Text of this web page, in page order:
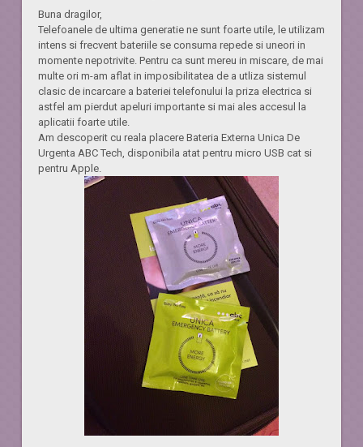
Buna dragilor,
Telefoanele de ultima generatie ne sunt foarte utile, le utilizam
intens si frecvent bateriile se consuma repede si uneori in
momente nepotrivite. Pentru ca sunt mereu in miscare, de mai
multe ori m-am aflat in imposibilitatea de a utliza sistemul
clasic de incarcare a bateriei telefonului la priza electrica si
astfel am pierdut apeluri importante si mai ales accesul la
aplicatii foarte utile.
Am descoperit cu reala placere Bateria Externa Unica De
Urgenta ABC Tech, disponibila atat pentru micro USB cat si
pentru Apple.